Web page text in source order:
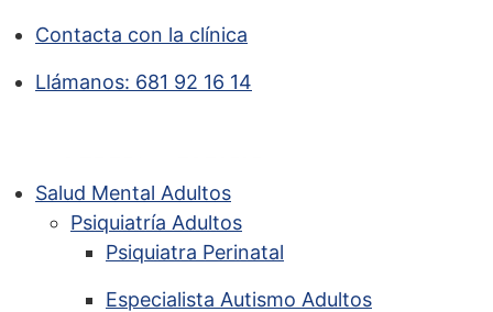
Contacta con la clínica
Llámanos: 681 92 16 14
Salud Mental Adultos
Psiquiatría Adultos
Psiquiatra Perinatal
Especialista Autismo Adultos